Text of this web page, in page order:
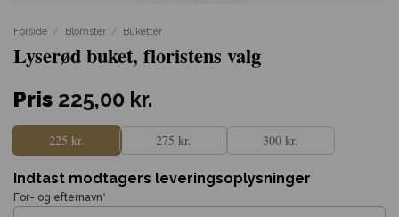
Forside / Blomster / Buketter
Lyserød buket, floristens valg
Pris 225,00 kr.
225 kr. 275 kr. 300 kr.
Indtast modtagers leveringsoplysninger
*
For- og efternavn